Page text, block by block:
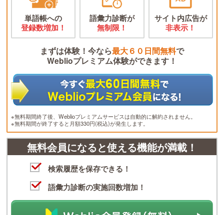
単語帳への
登録数増加！
語彙力診断が
無制限！
サイト内広告が
非表示！
まずは体験！今なら最大６０日間無料で
Weblioプレミアム体験ができます！
※無料期間終了後、Weblioプレミアムサービスは自動的に解約されません。
※無料期間が終了すると月額330円(税込)が発生します。
無料会員になると使える機能が満載！
検索履歴を保存できる！
語彙力診断の実施回数増加！